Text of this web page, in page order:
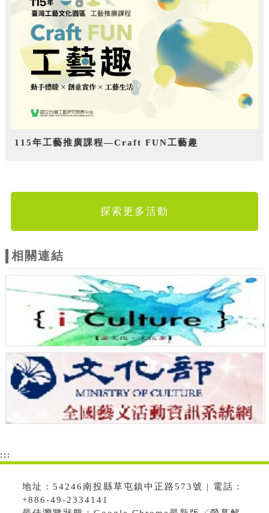
115年工藝推廣課程—Craft FUN工藝趣
探索更多活動
相關連結
:::
地址：54246南投縣草屯鎮中正路573號 | 電話：
+886-49-2334141